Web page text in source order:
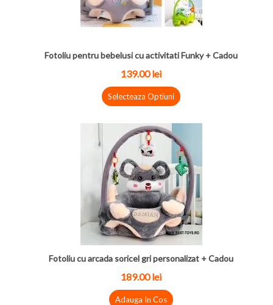
Fotoliu pentru bebelusi cu activitati Funky + Cadou
139.00lei
Selecteaza Optiuni
Fotoliu cu arcada soricel gri personalizat + Cadou
189.00lei
Adauga In Cos